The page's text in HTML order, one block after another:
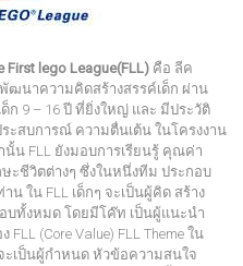
First lego League(FLL) คือ ลีค
ฒนาความคิดสร้างสรรค์เด็ก ผ่าน
ก 9 – 16 ปี ที่ยิ่งใหญ่ และ มีประวัติ
ะสบการณ์ ความตื่นเต้น ในโครงงาน
นั้น FLL ยังมอบการเรียนรู้ คุณค่า
ะชีวิตต่างๆ ซึ่งในหนึ่งทีม ประกอบ
ใน FLL เด็กๆ จะเป็นผู้คิด สร้าง
บทั้งหมด โดยมีโค๊ท เป็นผู้แนะนำ
(Core Value) FLL Theme ใน
ะเป็นผู้กำหนด หัวข้อความสนใจ